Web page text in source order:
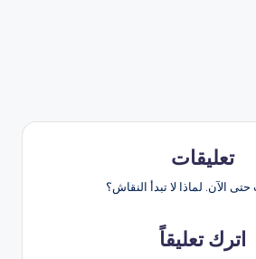
تعليقات
حتى الآن. لماذا لا تبدأ النقاش؟
اترك تعليقاً